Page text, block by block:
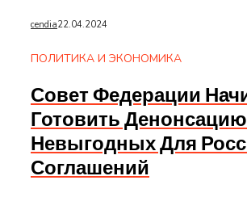
cendia22.04.2024
ПОЛИТИКА И ЭКОНОМИКА
Совет Федерации
Готовить Денонсацию
Невыгодных Для
Соглашений